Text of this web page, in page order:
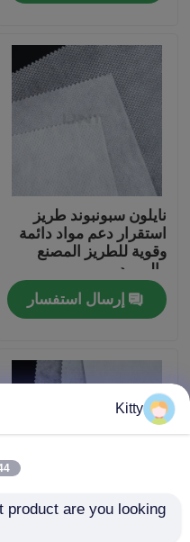
المنتجات
عنّا
جولة في المصنع
مراقبة الجودة
اتصل بنا
أخبار
القضايا
نايلون سبونبوند طريز
استقرار دعم مواد دائمة
وقوية للطريز المصنع
والمورد
إرسال استفسار
Kitty
product are you looking